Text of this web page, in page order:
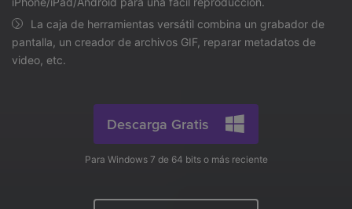
Video/Audio
Usuarios de Película
Usuarios de DVD
Video Tutorial
Mira el video tutorial para aprender a usar UniConverter.
compatibles con UniConverter.
¿Qué hay de nuevo?
Los productos y las actualizaciones más recientes.
La caja de herramientas versátil combina un grabador de
pantalla, un creador de archivos GIF, reparar metadatos de
video, etc.
Descarga Gratis
Para Windows 7 de 64 bits o más reciente